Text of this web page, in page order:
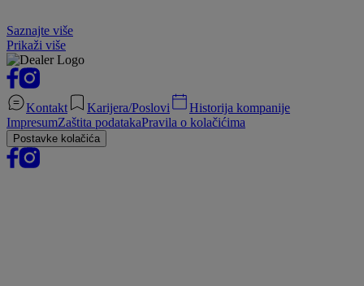
Saznajte više
Prikaži više
Kontakt Karijera/Poslovi
Historija kompanije
ImpresumZaštita podatakaPravila o kolačićima
Postavke kolačića